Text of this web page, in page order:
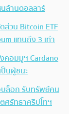
ล้านดอลลาร์
วน Bitcoin ETF
แทนถึง 3 เท่า
คอมมูฯ Cardano
นผู้ชนะ
บล็อก รับทรัพย์คน
ศรัทธาคริปโทฯ